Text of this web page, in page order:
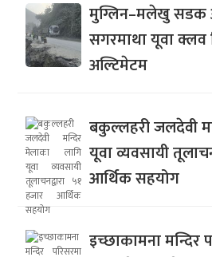
मुग्लिन–मलेखु सडक
सगरमाथा यूवा क्लव
अल्टिमेटम
बकुल्लहरी जलदेवी
यूवा व्यवसायी
आर्थिक सहयोग
इच्छाकामना